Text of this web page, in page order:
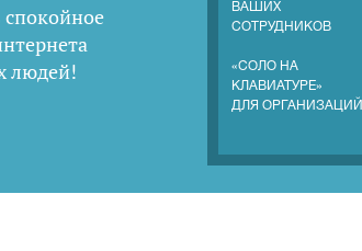
людей!
ВАШИХ
СОТРУДНИКОВ
«СОЛО НА
КЛАВИАТУРЕ»
ДЛЯ ОРГАНИЗАЦИЙ